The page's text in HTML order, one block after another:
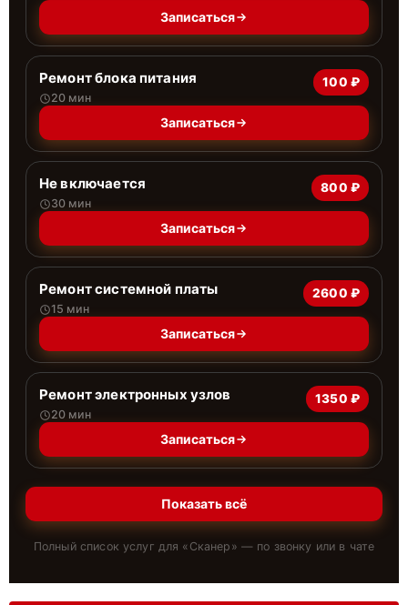
Записаться
Ремонт блока питания
20 мин
100 ₽
Записаться
Не включается
30 мин
800 ₽
Записаться
Ремонт системной платы
15 мин
2600 ₽
Записаться
Ремонт электронных узлов
20 мин
1350 ₽
Записаться
Показать всё
Полный список услуг для « Сканер » — по звонку или в чате